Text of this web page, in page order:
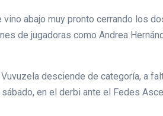
abajo muy pronto cerrando los
de jugadoras como Andrea
desciende de categoría, a
en el derbi ante el Fedes